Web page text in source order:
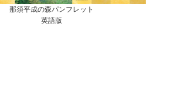
那須平成の森パンフレット
英語版